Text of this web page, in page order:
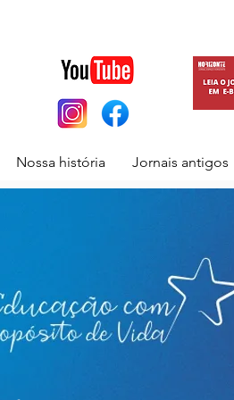
Nossa história Jornais antigos